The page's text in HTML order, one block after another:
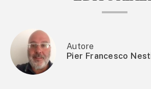
Autore
Pier Francesco